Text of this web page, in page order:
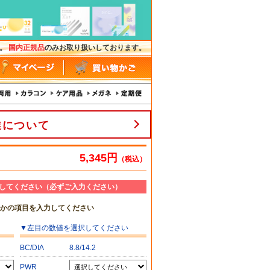
国内正規品のみお取り扱いしております。
ついて
5,345円 （税込）
ください（必ずご入力ください）
の項目を入力してください
▼左目の数値を選択してください
BC/DIA 8.8/14.2
PWR